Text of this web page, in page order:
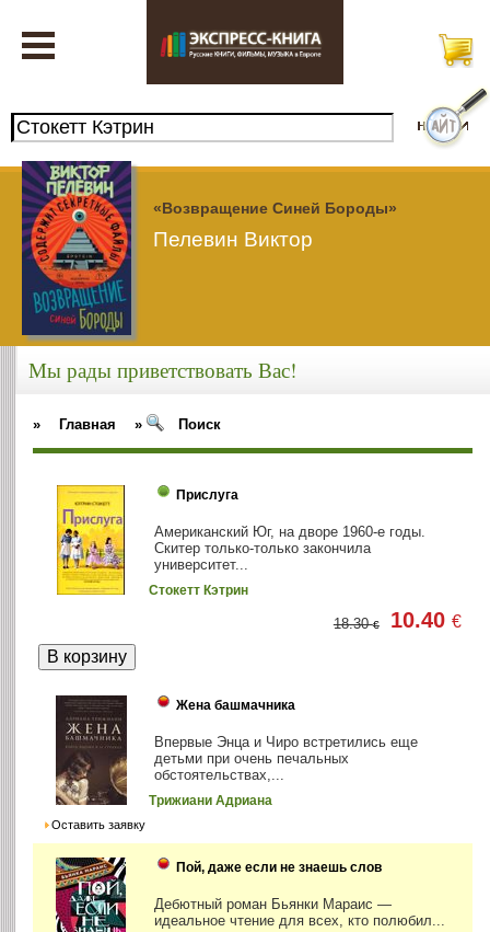
«Возвращение Синей Бороды»
Пелевин Виктор
Мы рады приветствовать Вас!
» Главная » Поиск
Прислуга
Американский Юг, на дворе 1960-е годы.
Скитер только-только закончила
университет...
Стокетт Кэтрин
18.30€ 10.40€
Жена башмачника
Впервые Энца и Чиро встретились еще
детьми при очень печальных
обстоятельствах,...
Трижиани Адриана
Оставить заявку
Пой, даже если не знаешь слов
Дебютный роман Бьянки Мараис —
идеальное чтение для всех, кто полюбил...